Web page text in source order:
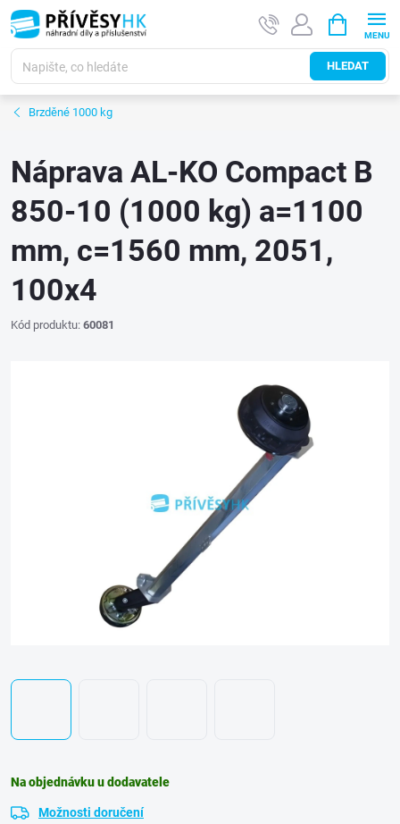
Přejít
na
obsah
HLEDAT
NÁKUPNÍ
KOŠÍK
Brzděné 1000 kg
Náprava AL-KO Compact B
850-10 (1000 kg) a=1100
mm, c=1560 mm, 2051,
100x4
Kód produktu: 60081
Na objednávku u dodavatele
Možnosti doručení